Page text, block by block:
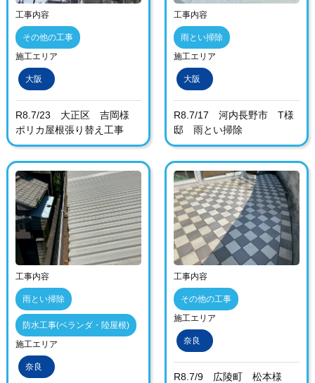
工事内容
その他の工事
施工エリア
大阪
R8.7/23 大正区 吉岡様
ポリカ屋根張り替え工事
工事内容
雨とい掃除
施工エリア
大阪
R8.7/17 河内長野市 T様
邸 雨とい掃除
工事内容
雨とい掃除
防水工事(ベランダ・陸屋根)
施工エリア
奈良
工事内容
その他の工事
施工エリア
奈良
R8.7/9 広陵町 松本様